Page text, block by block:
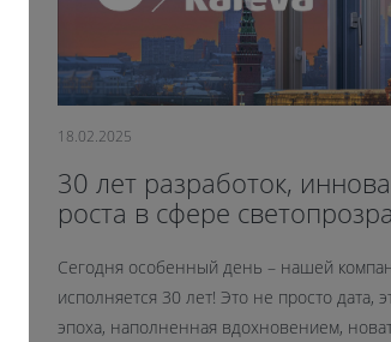
18.02.2025
30 лет разработок,
роста в сфере
Сегодня особенный день – нашей
исполняется 30 лет! Это не просто дата,
эпоха, наполненная вдохновением,